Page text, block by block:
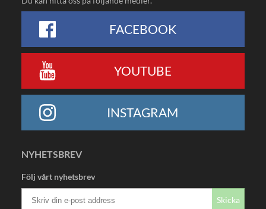
FACEBOOK
YOUTUBE
INSTAGRAM
NYHETSBREV
Följ vårt nyhetsbrev
Skicka